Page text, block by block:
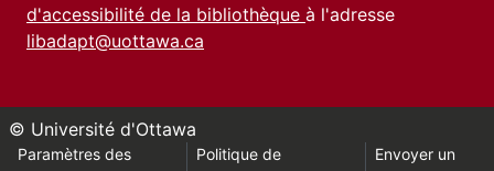
d'accessibilité de la bibliothèque à l'adresse
libadapt@uottawa.ca
© Université d'Ottawa
Paramètres des
Politique de
Envoyer un